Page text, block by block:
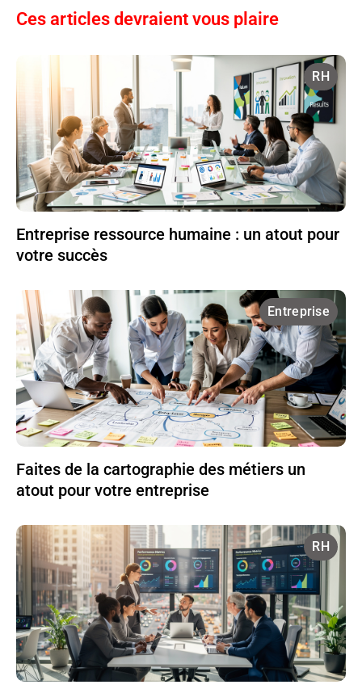
Ces articles devraient vous plaire
RH
Entreprise ressource humaine : un atout pour
votre succès
Entreprise
Faites de la cartographie des métiers un
atout pour votre entreprise
RH